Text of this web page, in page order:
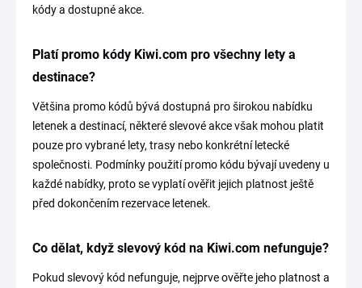
kódy a dostupné akce.
Platí promo kódy Kiwi.com pro všechny lety a
destinace?
Většina promo kódů bývá dostupná pro širokou nabídku
letenek a destinací, některé slevové akce však mohou platit
pouze pro vybrané lety, trasy nebo konkrétní letecké
společnosti. Podmínky použití promo kódu bývají uvedeny u
každé nabídky, proto se vyplatí ověřit jejich platnost ještě
před dokončením rezervace letenek.
Co dělat, když slevový kód na Kiwi.com nefunguje?
Pokud slevový kód nefunguje, nejprve ověřte jeho platnost a